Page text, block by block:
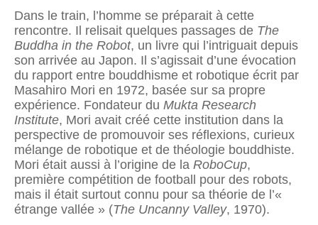
Dans le train, l’homme se préparait à cette
rencontre. Il relisait quelques passages de The
Buddha in the Robot, un livre qui l’intriguait depuis
son arrivée au Japon. Il s’agissait d’une évocation
du rapport entre bouddhisme et robotique écrit par
Masahiro Mori en 1972, basée sur sa propre
expérience. Fondateur du Mukta Research
Institute, Mori avait créé cette institution dans la
perspective de promouvoir ses réflexions, curieux
mélange de robotique et de théologie bouddhiste.
Mori était aussi à l’origine de la RoboCup,
première compétition de football pour des robots,
mais il était surtout connu pour sa théorie de l’«
étrange vallée » (The Uncanny Valley, 1970).